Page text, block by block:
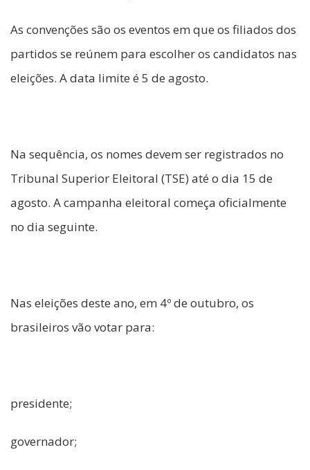
As convenções são os eventos em que os filiados dos
partidos se reúnem para escolher os candidatos nas
eleições. A data limite é 5 de agosto.
Na sequência, os nomes devem ser registrados no
Tribunal Superior Eleitoral (TSE) até o dia 15 de
agosto. A campanha eleitoral começa oficialmente
no dia seguinte.
Nas eleições deste ano, em 4º de outubro, os
brasileiros vão votar para:
presidente;
governador;